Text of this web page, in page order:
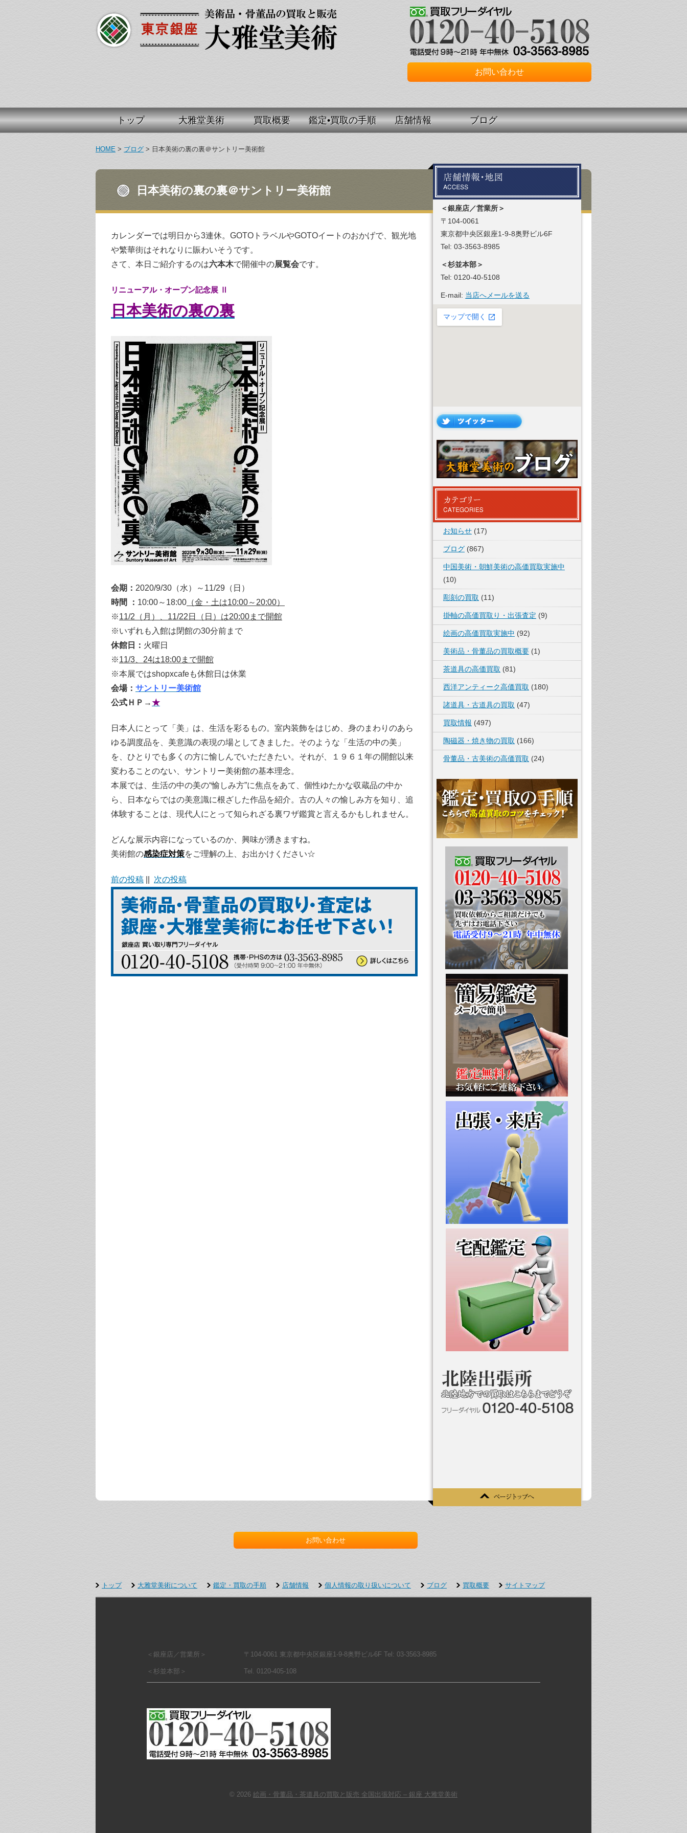
お問い合わせ
トップ 大雅堂美術 買取概要 鑑定•買取の手順 店舗情報 ブログ
HOME > ブログ > 日本美術の裏の裏＠サントリー美術館
日本美術の裏の裏＠サントリー美術館
カレンダーでは明日から3連休。GOTOトラベルやGOTOイートのおかげで、観光地
や繁華街はそれなりに賑わいそうです。
さて、本日ご紹介するのは六本木で開催中の展覧会です。
リニューアル・オープン記念展 Ⅱ
日本美術の裏の裏
会期： 2020/9/30（水）～11/29（日）
時間 ： 10:00～18:00 （金・土は10:00～20:00）
※11/2（月）、11/22日（日）は20:00まで開館
※いずれも入館は閉館の30分前まで
休館日： 火曜日
※11/3、24は18:00まで開館
※本展ではshopxcafeも休館日は休業
会場： サントリー美術館
公式ＨＰ →★
日本人にとって「美」は、生活を彩るもの。室内装飾をはじめ、身のまわりのあら
ゆる調度品を、美意識の表現の場としてきました。そのような「生活の中の美」
を、ひとりでも多くの方に愉しんでいただきたい。それが、１９６１年の開館以来
変わることのない、サントリー美術館の基本理念。
本展では、生活の中の美の“愉しみ方”に焦点をあて、個性ゆたかな収蔵品の中か
ら、日本ならではの美意識に根ざした作品を紹介。古の人々の愉しみ方を知り、追
体験することは、現代人にとって知られざる裏ワザ鑑賞と言えるかもしれません。
どんな展示内容になっているのか、興味が湧きますね。
美術館の感染症対策をご理解の上、お出かけください☆
前の投稿 次の投稿
＜銀座店／営業所＞
〒104-0061
東京都中央区銀座1-9-8奥野ビル6F
Tel: 03-3563-8985
＜杉並本部＞
Tel: 0120-40-5108
E-mail: 当店へメールを送る
お知らせ (17)
ブログ (867)
中国美術・朝鮮美術の高価買取実施中
(10)
彫刻の買取 (11)
掛軸の高価買取り・出張査定 (9)
絵画の高価買取実施中 (92)
美術品・骨董品の買取概要 (1)
茶道具の高価買取 (81)
西洋アンティーク高価買取 (180)
諸道具・古道具の買取 (47)
買取情報 (497)
陶磁器・焼き物の買取 (166)
骨董品・古美術の高価買取 (24)
お問い合わせ
トップ 大雅堂美術について 鑑定・買取の手順 店舗情報 個人情報の取り扱いについて ブログ 買取概要 サイトマップ
＜銀座店／営業所＞ 〒104-0061 東京都中央区銀座1-9-8奥野ビル6F Tel: 03-3563-8985
＜杉並本部＞ Tel. 0120-405-108
© 2026 絵画・骨董品・茶道具の買取と販売 全国出張対応 – 銀座 大雅堂美術